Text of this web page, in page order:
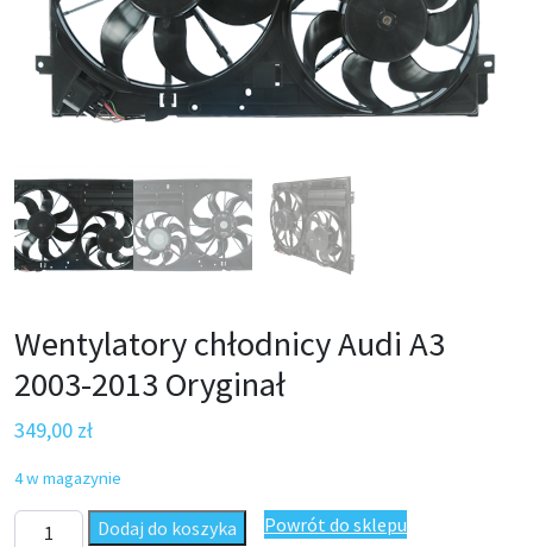
Wentylatory chłodnicy Audi A3
2003-2013 Oryginał
349,00 zł
4 w magazynie
ilość Wentylatory chłodnicy Audi A3 2003-2013 Oryginał
Dodaj do koszyka Powrót do sklepu